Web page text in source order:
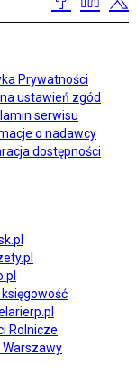
Prywatności
ustawień zgód
serwisu
o nadawcy
dostępności
księgowość
Rolnicze
Warszawy